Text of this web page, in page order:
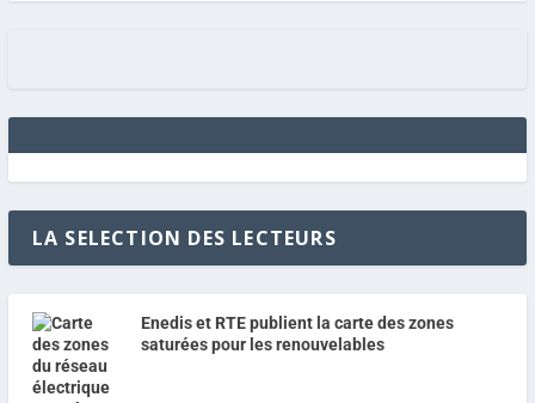
LA SELECTION DES LECTEURS
Enedis et RTE publient la carte des zones
saturées pour les renouvelables